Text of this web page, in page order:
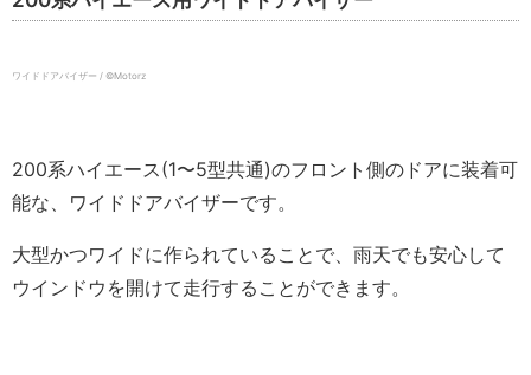
ワイドドアバイザー / ©️Motorz
200系ハイエース(1〜5型共通)のフロント側のドアに装着可
能な、ワイドドアバイザーです。
大型かつワイドに作られていることで、雨天でも安心して
ウインドウを開けて走行することができます。